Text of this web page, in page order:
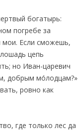
богатырь:
погребе за
мои. Если сможешь,
цепь
но Иван-царевич
добрым мо́лодцам?»
ровно как
где только лес да